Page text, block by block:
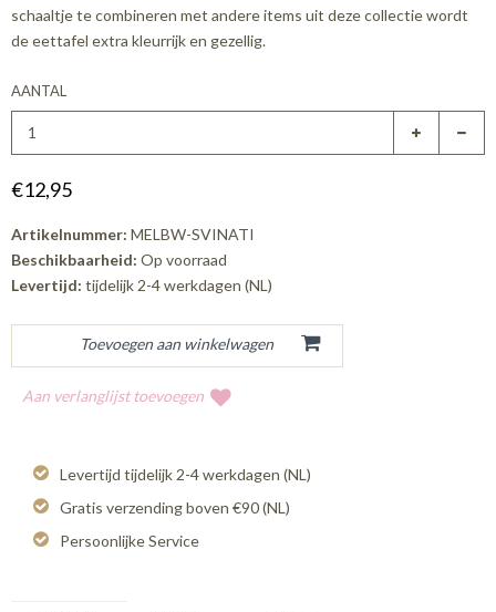
schaaltje te combineren met andere items uit deze collectie wordt
de eettafel extra kleurrijk en gezellig.
AANTAL
€12,95
Artikelnummer: MELBW-SVINATI
Beschikbaarheid: Op voorraad
Levertijd: tijdelijk 2-4 werkdagen (NL)
Aan verlanglijst toevoegen
Levertijd tijdelijk 2-4 werkdagen (NL)
Gratis verzending boven €90 (NL)
Persoonlijke Service